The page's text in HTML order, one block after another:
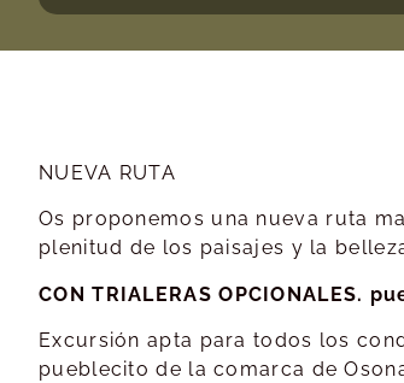
NUEVA RUTA
Os proponemos una nueva ruta
plenitud de los paisajes y la
CON TRIALERAS OPCIONALES.
Excursión apta para todos los
pueblecito de la comarca de